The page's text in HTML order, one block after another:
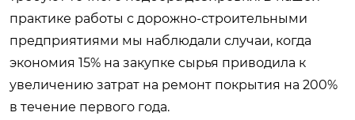
практике работы с дорожно-строительными
предприятиями мы наблюдали случаи, когда
экономия 15% на закупке сырья приводила к
увеличению затрат на ремонт покрытия на 200%
в течение первого года.